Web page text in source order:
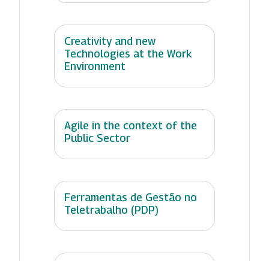
Creativity and new
Technologies at the Work
Environment
Agile in the context of the
Public Sector
Ferramentas de Gestão no
Teletrabalho (PDP)